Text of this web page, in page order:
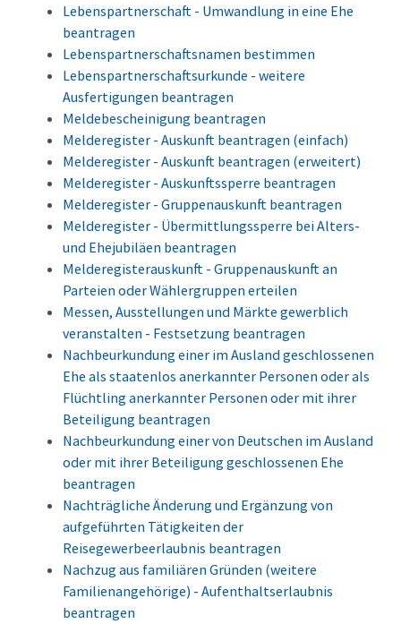
Lebenspartnerschaft - Umwandlung in eine Ehe
beantragen
Lebenspartnerschaftsnamen bestimmen
Lebenspartnerschaftsurkunde - weitere
Ausfertigungen beantragen
Meldebescheinigung beantragen
Melderegister - Auskunft beantragen (einfach)
Melderegister - Auskunft beantragen (erweitert)
Melderegister - Auskunftssperre beantragen
Melderegister - Gruppenauskunft beantragen
Melderegister - Übermittlungssperre bei Alters-
und Ehejubiläen beantragen
Melderegisterauskunft - Gruppenauskunft an
Parteien oder Wählergruppen erteilen
Messen, Ausstellungen und Märkte gewerblich
veranstalten - Festsetzung beantragen
Nachbeurkundung einer im Ausland geschlossenen
Ehe als staatenlos anerkannter Personen oder als
Flüchtling anerkannter Personen oder mit ihrer
Beteiligung beantragen
Nachbeurkundung einer von Deutschen im Ausland
oder mit ihrer Beteiligung geschlossenen Ehe
beantragen
Nachträgliche Änderung und Ergänzung von
aufgeführten Tätigkeiten der
Reisegewerbeerlaubnis beantragen
Nachzug aus familiären Gründen (weitere
Familienangehörige) - Aufenthaltserlaubnis
beantragen